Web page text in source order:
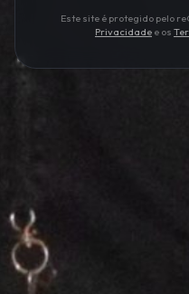
Este site é protegido pelo
Privacidade e os